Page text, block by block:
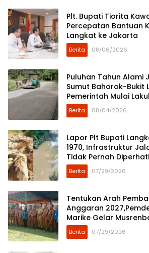
Plt. Bupati Tiorita
Percepatan Bantuan
Langkat ke Jakarta
Berita 08/06/2026
Puluhan Tahun Alami
Sumut Bahorok-Bukit
Pemerintah Mulai
Berita 08/04/2026
Lapor Plt Bupati
1970, Infrastruktur
Tidak Pernah
Kabupaten Langkat
Berita 07/29/2026
Tentukan Arah
Anggaran
Marike Gelar
Berita 07/29/2026